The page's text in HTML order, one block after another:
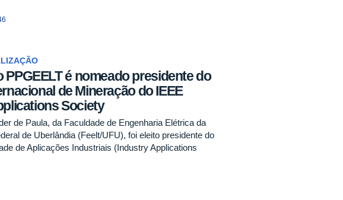
PPGEELT é nomeado presidente do
de Mineração do IEEE
Society
de Paula, da Faculdade de Engenharia Elétrica da
de Uberlândia (Feelt/UFU), foi eleito presidente do
de Aplicações Industriais (Industry Applications